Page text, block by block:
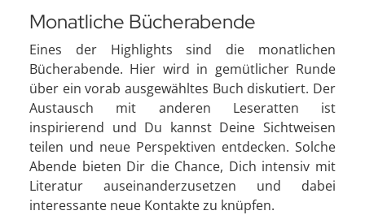
Monatliche Bücherabende
Eines der Highlights sind die monatlichen
Bücherabende. Hier wird in gemütlicher Runde
über ein vorab ausgewähltes Buch diskutiert. Der
Austausch mit anderen Leseratten ist
inspirierend und Du kannst Deine Sichtweisen
teilen und neue Perspektiven entdecken. Solche
Abende bieten Dir die Chance, Dich intensiv mit
Literatur auseinanderzusetzen und dabei
interessante neue Kontakte zu knüpfen.